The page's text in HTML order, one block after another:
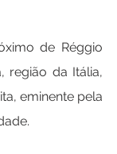
de Réggio
eminente pela